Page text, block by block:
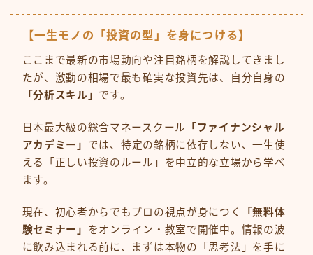
【一生モノの「投資の型」を身につける】
ここまで最新の市場動向や注目銘柄を解説してきまし
たが、激動の相場で最も確実な投資先は、自分自身の
「分析スキル」 です。
日本最大級の総合マネースクール
「ファイナンシャル
アカデミー」 では、特定の銘柄に依存しない、一生使
える「正しい投資のルール」を中立的な立場から学べ
ます。
現在、初心者からでもプロの視点が身につく
「無料体
験セミナー」 をオンライン・教室で開催中。情報の波
に飲み込まれる前に、まずは本物の「思考法」を手に